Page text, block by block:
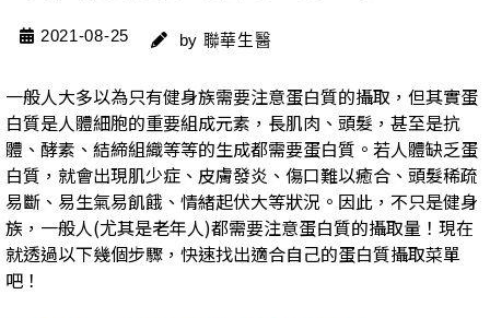
2021-08-25 by 聯華生醫
一般人大多以為只有健身族需要注意蛋白質的攝取，但其實蛋
白質是人體細胞的重要組成元素，長肌肉、頭髮，甚至是抗
體、酵素、結締組織等等的生成都需要蛋白質。若人體缺乏蛋
白質，就會出現肌少症、皮膚發炎、傷口難以癒合、頭髮稀疏
易斷、易生氣易飢餓、情緒起伏大等狀況。因此，不只是健身
族，一般人(尤其是老年人)都需要注意蛋白質的攝取量！現在
就透過以下幾個步驟，快速找出適合自己的蛋白質攝取菜單
吧！